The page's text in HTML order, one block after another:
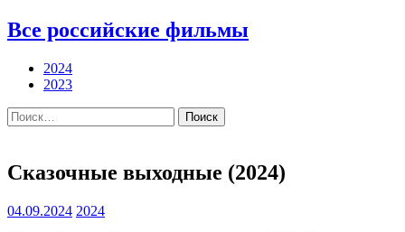
Все российские фильмы
2024
2023
Найти:
Сказочные выходные (2024)
04.09.2024 2024